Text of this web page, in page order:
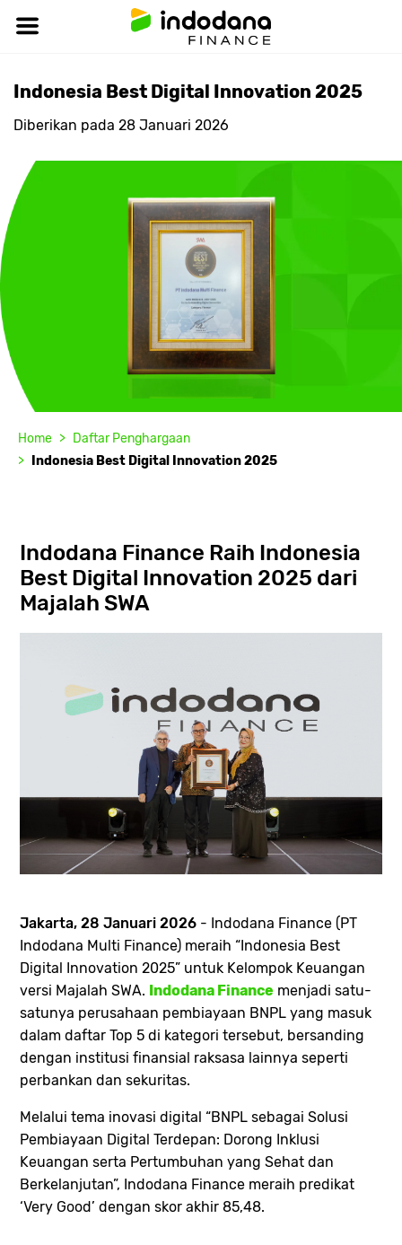
Indonesia Best Digital Innovation 2025
Diberikan pada 28 Januari 2026
Home
Daftar Penghargaan
Indonesia Best Digital Innovation 2025
Indodana Finance Raih Indonesia
Best Digital Innovation 2025 dari
Majalah SWA
Jakarta, 28 Januari 2026 - Indodana Finance (PT
Indodana Multi Finance) meraih “Indonesia Best
Digital Innovation 2025” untuk Kelompok Keuangan
versi Majalah SWA. Indodana Finance menjadi satu-
satunya perusahaan pembiayaan BNPL yang masuk
dalam daftar Top 5 di kategori tersebut, bersanding
dengan institusi finansial raksasa lainnya seperti
perbankan dan sekuritas.
Melalui tema inovasi digital “BNPL sebagai Solusi
Pembiayaan Digital Terdepan: Dorong Inklusi
Keuangan serta Pertumbuhan yang Sehat dan
Berkelanjutan”, Indodana Finance meraih predikat
‘Very Good’ dengan skor akhir 85,48.